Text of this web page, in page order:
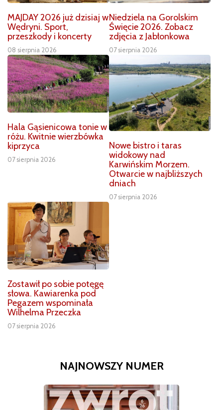
MAJDAY 2026 już dzisiaj w
Wędryni. Sport,
przeszkody i koncerty
08 sierpnia 2026
Niedziela na Gorolskim
Święcie 2026. Zobacz
zdjęcia z Jabłonkowa
07 sierpnia 2026
Hala Gąsienicowa tonie w
różu. Kwitnie wierzbówka
kiprzyca
07 sierpnia 2026
Nowe bistro i taras
widokowy nad
Karwińskim Morzem.
Otwarcie w najbliższych
dniach
07 sierpnia 2026
Zostawił po sobie potęgę
słowa. Kawiarenka pod
Pegazem wspominała
Wilhelma Przeczka
07 sierpnia 2026
NAJNOWSZY NUMER